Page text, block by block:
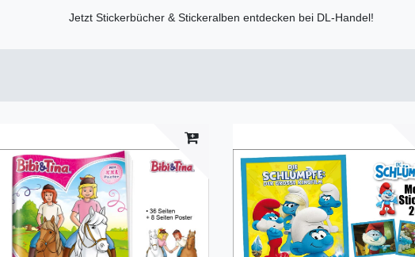
Jetzt Stickerbücher & Stickeralben entdecken bei DL-Handel!